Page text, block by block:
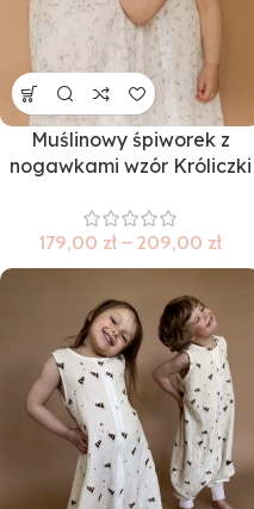
Muślinowy śpiworek z
nogawkami wzór Króliczki
179,00 zł – 209,00 zł